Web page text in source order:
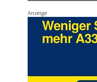
Anzeige